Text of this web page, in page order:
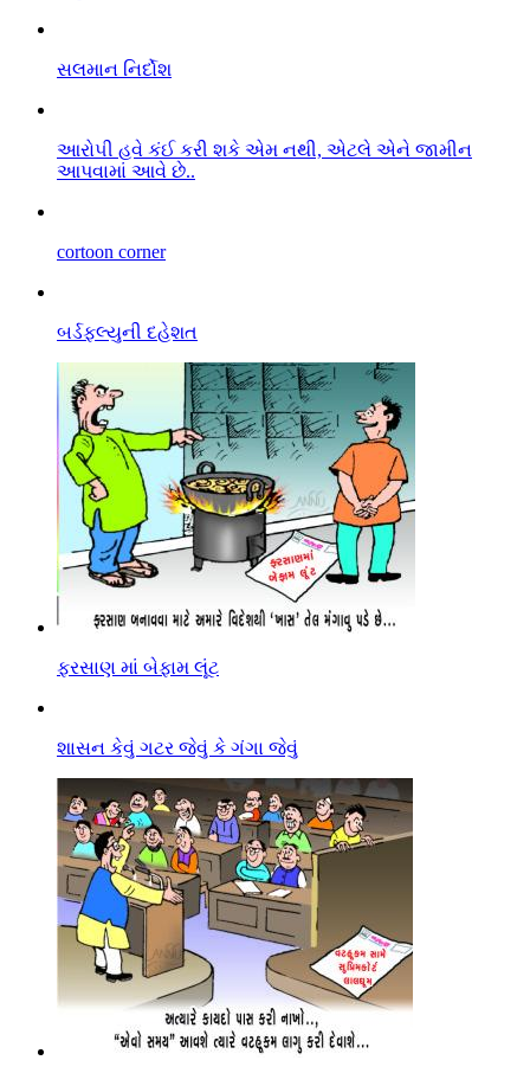
સલમાન નિર્દોશ
આરો૫ી હવે કંઈ કરી શકે એમ નથી, એટલે એને જામીન
આપવામાં આવે છે..
cortoon corner
બર્ડફલ્યુની દહેશત
ફરસાણ માં બેફામ લૂંટ
શાસન કેવું ગટર જેવું કે ગંગા જેવું